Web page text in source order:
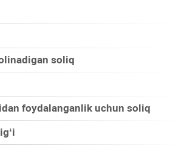
soliq
foydalanganlik uchun soliq